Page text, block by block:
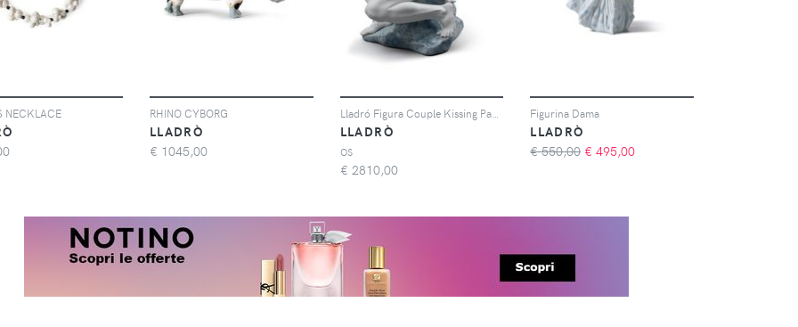
NECKLACE RHINO CYBORG
LLADRÒ
€ 1045,00
Lladró Figura Couple Kissing Passionately - Bianco
LLADRÒ
OS
€ 2810,00
Figurina Dama
LLADRÒ
€ 550,00 € 495,00